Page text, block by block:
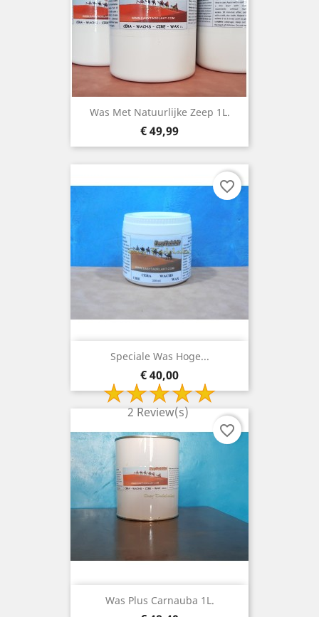
Was Met Natuurlijke Zeep 1L.
Prijs
€ 49,99
Speciale Was Hoge...
Prijs
€ 40,00
2 Review(s)
favorite_border
Was Plus Carnauba 1L.
favorite_border